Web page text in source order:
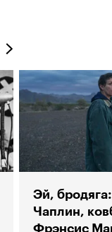
Эй,
Чаплин,
Фрэнсис